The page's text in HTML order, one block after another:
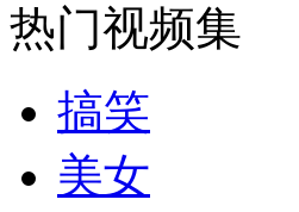
安徽一实载49人客车翻车
走！跟着总书记去植树
热门视频集
搞笑
美女